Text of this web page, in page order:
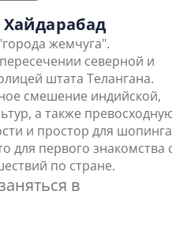
жемчуга".
северной и
штата Телангана.
смешение индийской,
а также
и простор для
для первого знакомства
по стране.
в